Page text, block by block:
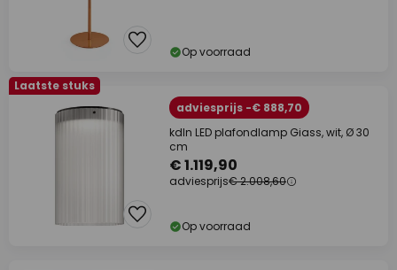
Op voorraad
Laatste stuks
adviesprijs -€ 888,70
kdln LED plafondlamp Giass, wit, Ø 30
cm
€ 1.119,90
adviesprijs€ 2.008,60
Op voorraad